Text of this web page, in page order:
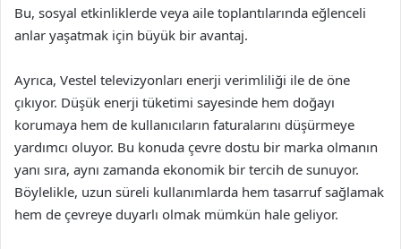
Bu, sosyal etkinliklerde veya aile toplantılarında eğlenceli
anlar yaşatmak için büyük bir avantaj.
Ayrıca, Vestel televizyonları enerji verimliliği ile de öne
çıkıyor. Düşük enerji tüketimi sayesinde hem doğayı
korumaya hem de kullanıcıların faturalarını düşürmeye
yardımcı oluyor. Bu konuda çevre dostu bir marka olmanın
yanı sıra, aynı zamanda ekonomik bir tercih de sunuyor.
Böylelikle, uzun süreli kullanımlarda hem tasarruf sağlamak
hem de çevreye duyarlı olmak mümkün hale geliyor.